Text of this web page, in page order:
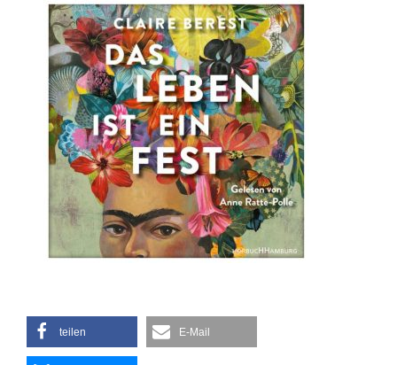
teilen E-Mail